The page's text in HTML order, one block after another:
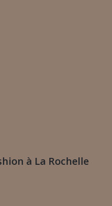
à La Rochelle